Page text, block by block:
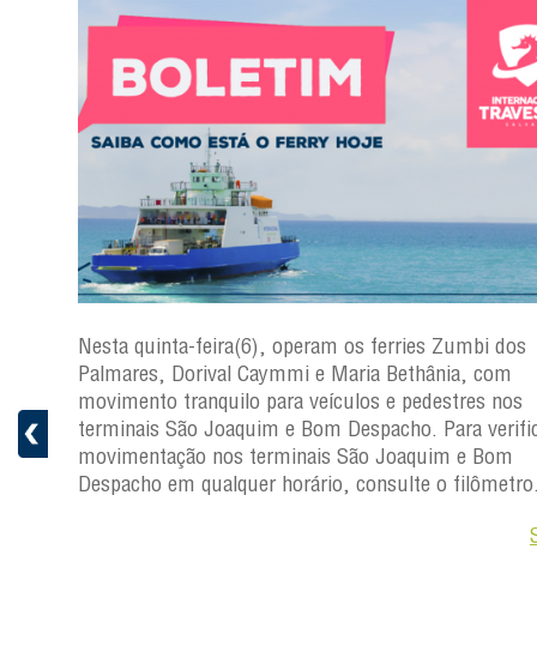
Nesta quinta-feira(6), operam os ferries Zumbi dos
Palmares, Dorival Caymmi e Maria Bethânia, com
movimento tranquilo para veículos e pedestres nos
terminais São Joaquim e Bom Despacho. Para
movimentação nos terminais São Joaquim e Bom
Despacho em qualquer horário, consulte o